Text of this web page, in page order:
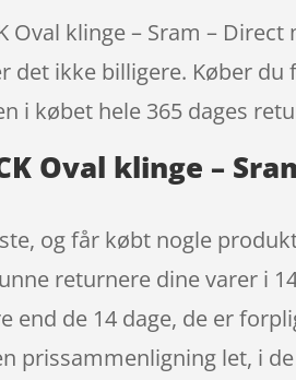
Oval klinge – Sram –
det ikke billigere. Køber
i købet hele 365 dages
Oval klinge –
og får købt nogle
returnere dine varer i
end de 14 dage, de er
prissammenligning let, i